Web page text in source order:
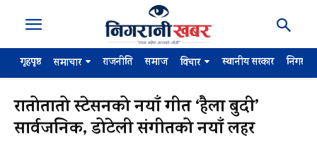
गृहपृष्ठ समाचार राजनीति समाज विचार स्थानीय सरकार
रातोतातो स्टेसनको नयाँ गीत ‘हैला बुदी’
सार्वजनिक, डोटेली संगीतको नयाँ लहर